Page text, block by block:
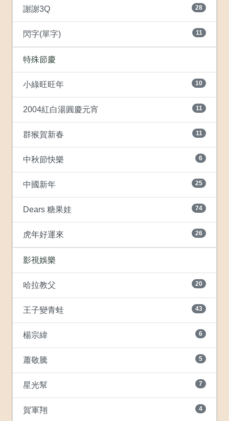
謝謝3Q 28
閃字(單字) 11
特殊節慶
小綠旺旺年 10
2004紅白湯圓慶元宵 11
群猴賀新春 11
中秋節快樂 6
中國新年 25
Dears 糖果娃 74
虎年好運來 26
影視娛樂
哈拉教父 20
王子變青蛙 43
楊宗緯 6
蕭敬騰 5
星光幫 7
賀軍翔 4